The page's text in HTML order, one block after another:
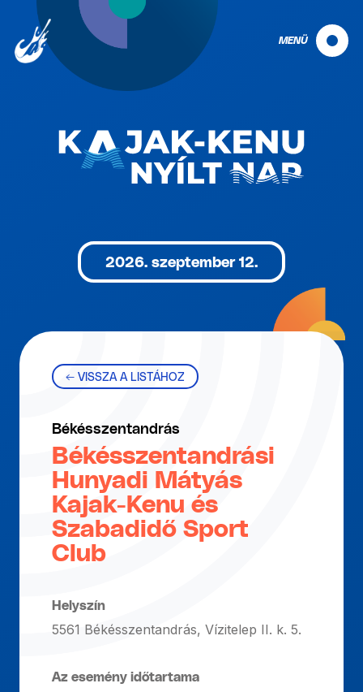
MENÜ
2026. szeptember 12.
← VISSZA A LISTÁHOZ
Békésszentandrás
Békésszentandrási
Hunyadi Mátyás
Kajak-Kenu és
Szabadidő Sport
Club
Helyszín
5561 Békésszentandrás, Vízitelep II. k. 5.
Az esemény időtartama